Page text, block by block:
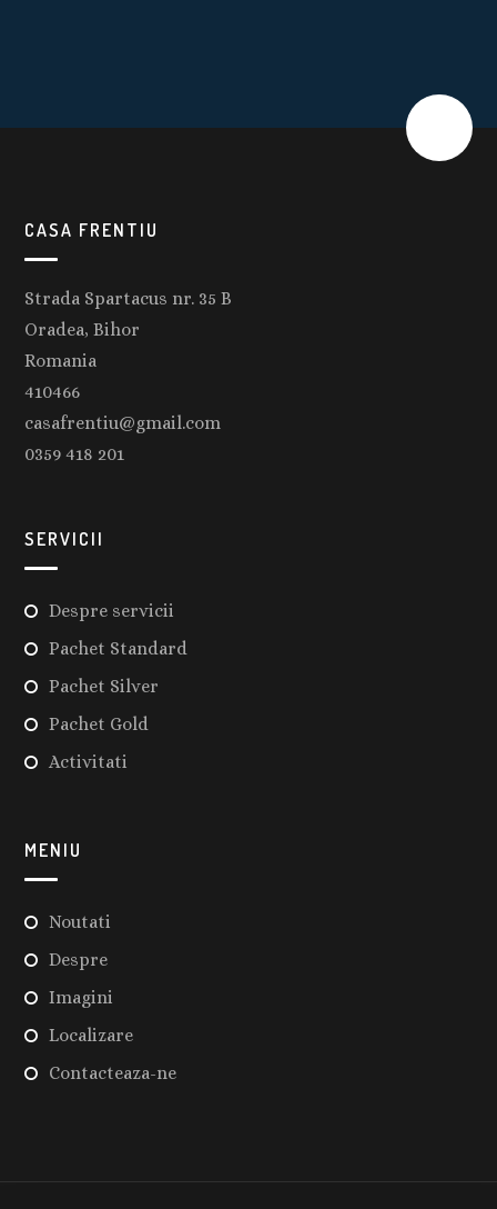
CASA FRENTIU
Strada Spartacus nr. 35 B
Oradea, Bihor
Romania
410466
casafrentiu@gmail.com
0359 418 201
SERVICII
Despre servicii
Pachet Standard
Pachet Silver
Pachet Gold
Activitati
MENIU
Noutati
Despre
Imagini
Localizare
Contacteaza-ne